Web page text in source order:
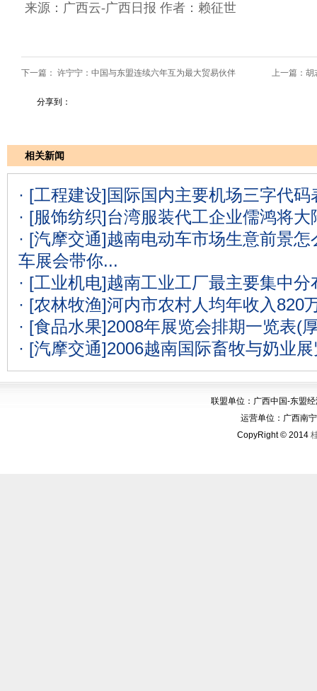
来源：广西云-广西日报 作者：赖征世
下一篇： 许宁宁：中国与东盟连续六年互为最大贸易伙伴 上一篇： 胡
分享到：
相关新闻
· [工程建设]国际国内主要机场三字代码
· [服饰纺织]台湾服装代工企业儒鸿将
· [汽摩交通]越南电动车市场生意前景
车展会带你...
· [工业机电]越南工业工厂最主要集中分
· [农林牧渔]河内市农村人均年收入820
· [食品水果]2008年展览会排期一览表(
· [汽摩交通]2006越南国际畜牧与奶业
联盟单位：广西中国-东盟
运营单位：广西南
CopyRight © 2014